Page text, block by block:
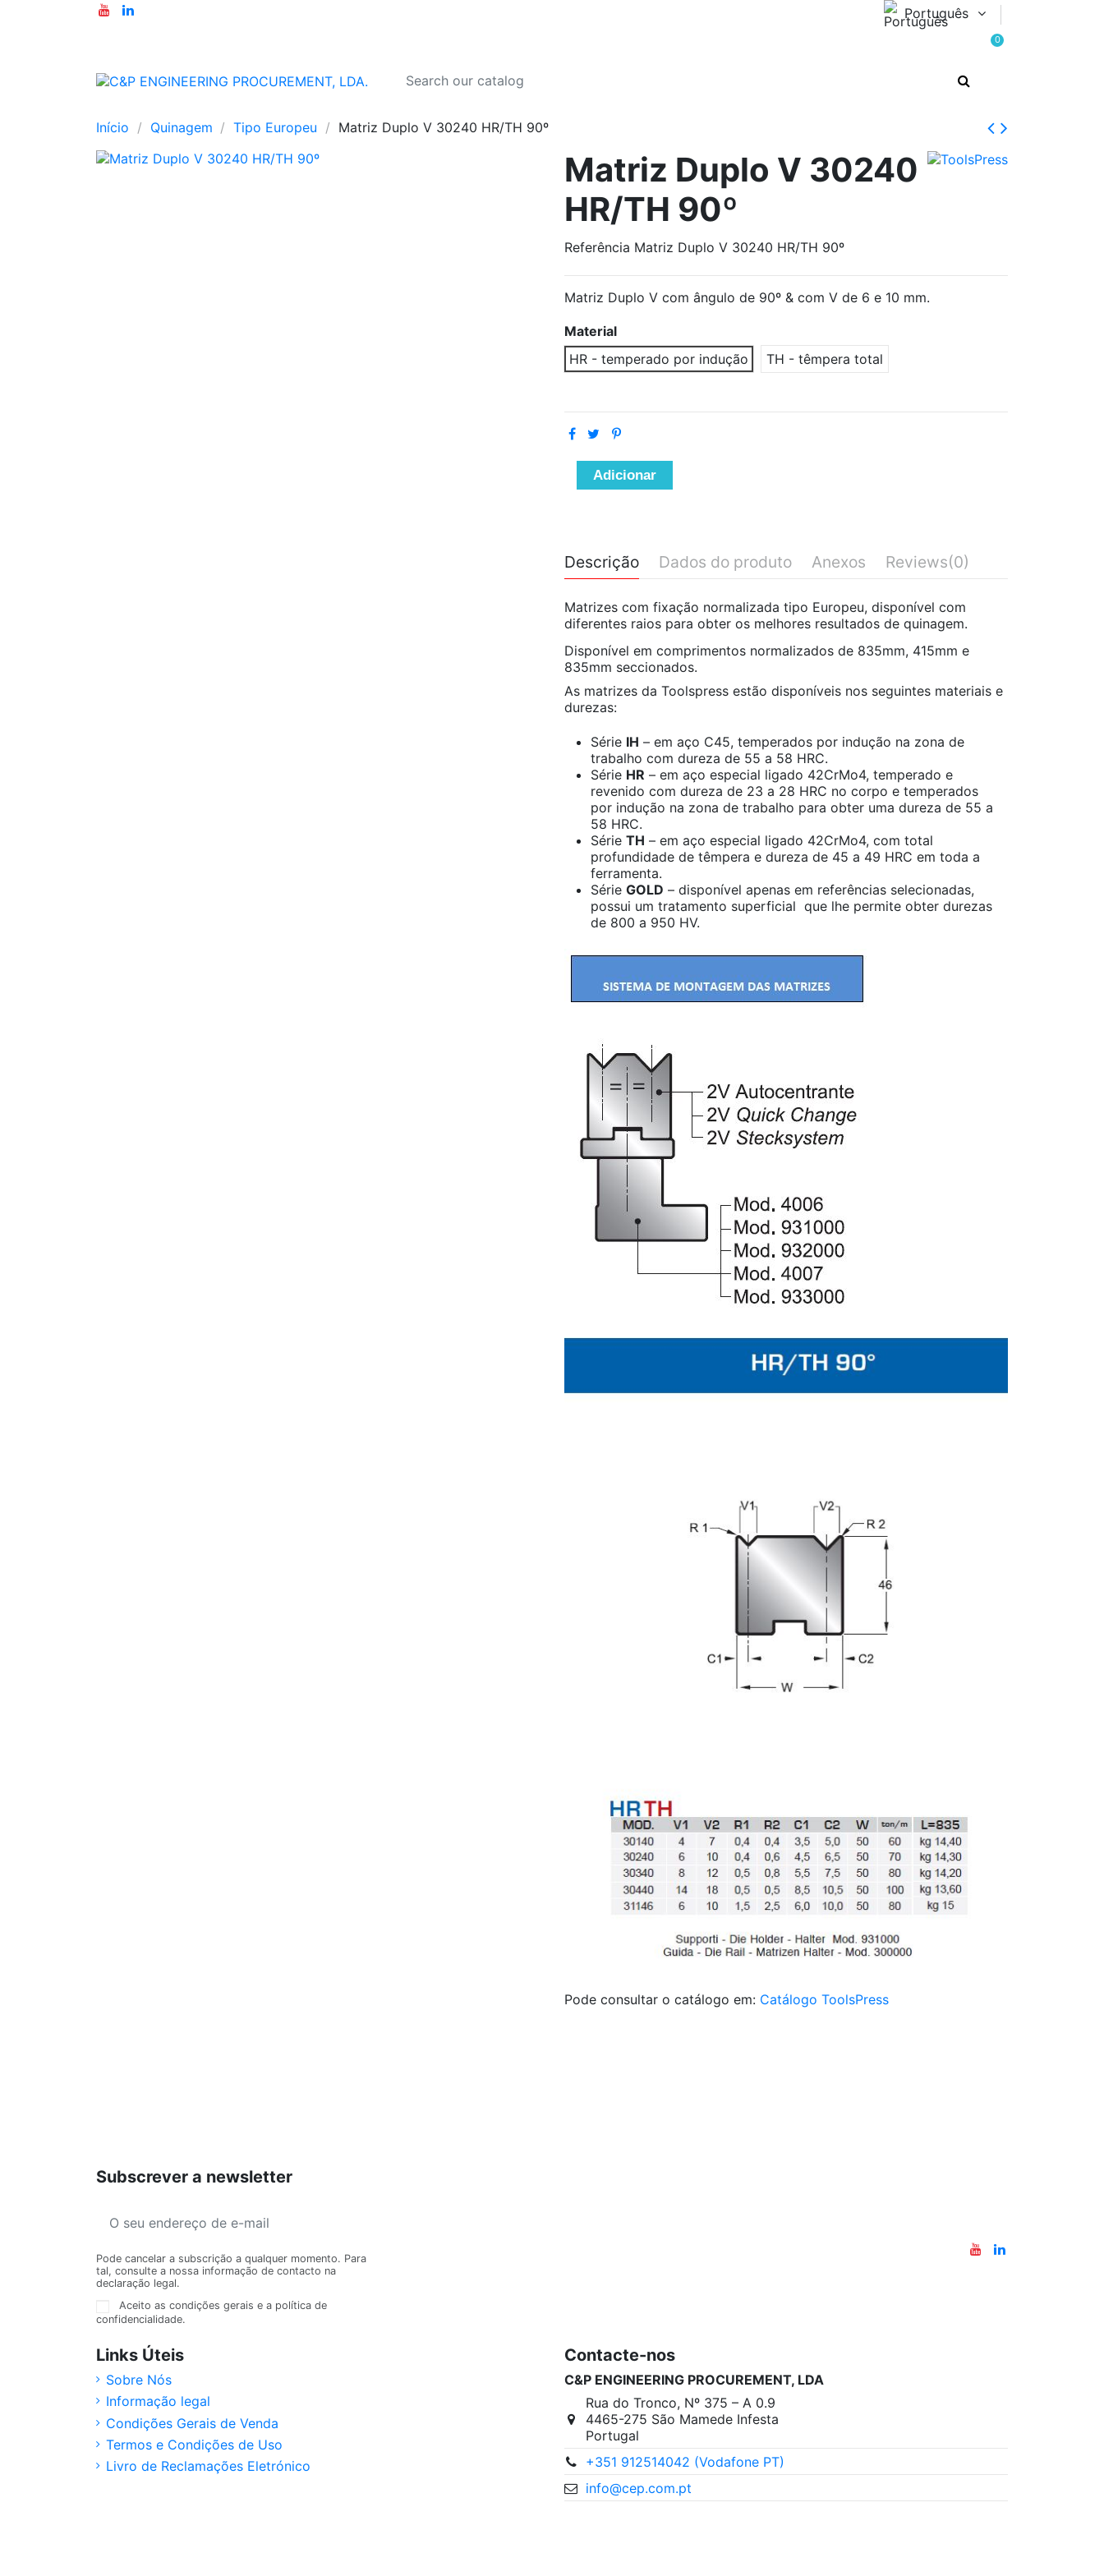
Português
0
Início Quinagem Tipo Europeu Matriz Duplo V 30240 HR/TH 90º
Matriz Duplo V 30240
HR/TH 90º
Referência Matriz Duplo V 30240 HR/TH 90º
Matriz Duplo V com ângulo de 90º & com V de 6 e 10 mm.
Material
HR - temperado por indução
TH - têmpera total
Adicionar
Descrição Dados do produto Anexos Reviews(0)
Matrizes com fixação normalizada tipo Europeu, disponível com
diferentes raios para obter os melhores resultados de quinagem.
Disponível em comprimentos normalizados de 835mm, 415mm e
835mm seccionados.
As matrizes da Toolspress estão disponíveis nos seguintes materiais e
durezas:
Série IH – em aço C45, temperados por indução na zona de
trabalho com dureza de 55 a 58 HRC.
Série HR – em aço especial ligado 42CrMo4, temperado e
revenido com dureza de 23 a 28 HRC no corpo e temperados
por indução na zona de trabalho para obter uma dureza de 55 a
58 HRC.
Série TH – em aço especial ligado 42CrMo4, com total
profundidade de têmpera e dureza de 45 a 49 HRC em toda a
ferramenta.
Série GOLD – disponível apenas em referências selecionadas,
possui um tratamento superficial que lhe permite obter durezas
de 800 a 950 HV.
Pode consultar o catálogo em: Catálogo ToolsPress
Subscrever a newsletter
Pode cancelar a subscrição a qualquer momento. Para
tal, consulte a nossa informação de contacto na
declaração legal.
Aceito as condições gerais e a política de
confidencialidade.
Links Úteis
Sobre Nós
Informação legal
Condições Gerais de Venda
Termos e Condições de Uso
Livro de Reclamações Eletrónico
Contacte-nos
C&P ENGINEERING PROCUREMENT, LDA
Rua do Tronco, Nº 375 – A 0.9
4465-275 São Mamede Infesta
Portugal
+351 912514042 (Vodafone PT)
info@cep.com.pt